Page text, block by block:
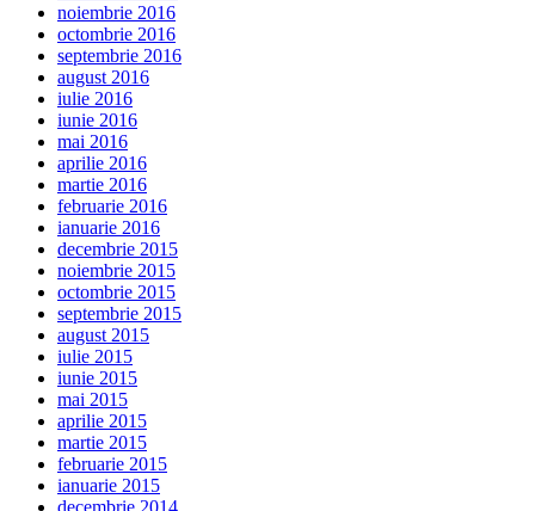
noiembrie 2016
octombrie 2016
septembrie 2016
august 2016
iulie 2016
iunie 2016
mai 2016
aprilie 2016
martie 2016
februarie 2016
ianuarie 2016
decembrie 2015
noiembrie 2015
octombrie 2015
septembrie 2015
august 2015
iulie 2015
iunie 2015
mai 2015
aprilie 2015
martie 2015
februarie 2015
ianuarie 2015
decembrie 2014